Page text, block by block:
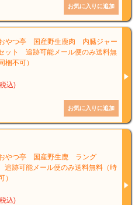
やつ亭 国産野生鹿肉 内臓ジャー
ット 追跡可能メール便のみ送料無
梱不可）
込)
おやつ亭 国産野生鹿 ラング
跡可能メール便のみ送料無料（時
）
込)